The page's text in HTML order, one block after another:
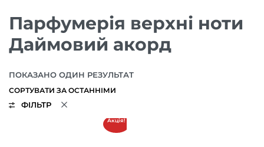
Парфумерія верхні ноти
Даймовий акорд
ПОКАЗАНО ОДИН РЕЗУЛЬТАТ
ФІЛЬТР
Акція!